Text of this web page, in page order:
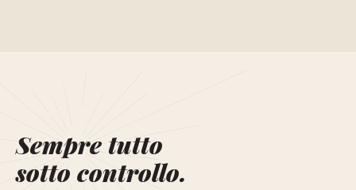
Sempre tutto
sotto controllo.